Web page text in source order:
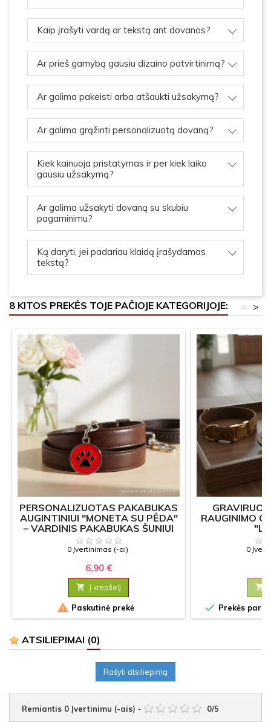
Kaip įrašyti vardą ar tekstą ant dovanos?
Ar prieš gamybą gausiu dizaino patvirtinimą?
Ar galima pakeisti arba atšaukti užsakymą?
Ar galima grąžinti personalizuotą dovaną?
Kiek kainuoja pristatymas ir per kiek laiko
gausiu užsakymą?
Ar galima užsakyti dovaną su skubiu
pagaminimu?
Ką daryti, jei padariau klaidą įrašydamas
tekstą?
8 KITOS PREKĖS TOJE PAČIOJE KATEGORIJOJE: >
<
PERSONALIZUOTAS PAKABUKAS
AUGINTINIUI "MONETA SU PĖDA"
– VARDINIS PAKABUKAS ŠUNIUI
AR KATEI
0 Įvertinimas (-ai)
6,90 €
 Į krepšelį
 Paskutinė prekė
RAUGINIMO
0

 Prekės
ATSILIEPIMAI (0)
Rašyti atsiliepimą
Remiantis 0 Įvertinimu (-ais) - 0/5